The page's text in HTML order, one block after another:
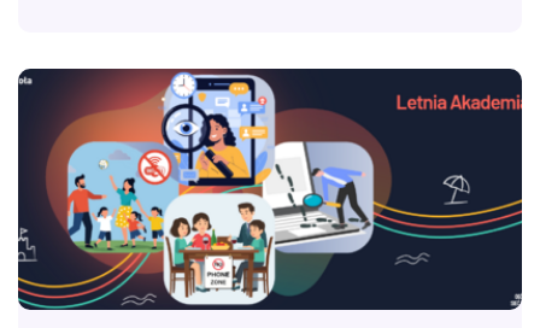
mu w korzystaniu z nowych technologii?